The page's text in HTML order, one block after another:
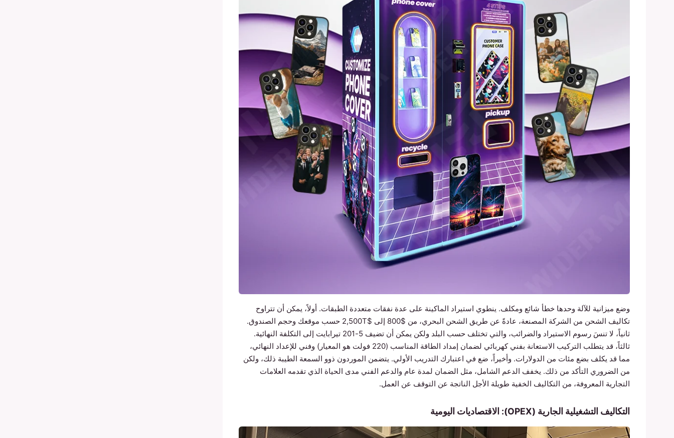
وضع ميزانية للآلة وحدها خطأ شائع ومكلف. ينطوي استيراد الماكينة على عدة نفقات متعددة الطبقات. أولاً، يمكن أن تتراوح
تكاليف الشحن من الشركة المصنعة، عادةً عن طريق الشحن البحري، من $800 إلى $2,500T حسب موقعك وحجم الصندوق.
ثانياً، لا تنسَ رسوم الاستيراد والضرائب، والتي تختلف حسب البلد ولكن يمكن أن تضيف 5-201 تيرابايت إلى التكلفة النهائية.
ثالثاً، قد يتطلب التركيب الاستعانة بفني كهربائي لضمان إمداد الطاقة المناسب (220 فولت هو المعيار) وفني للإعداد النهائي،
مما قد يكلف بضع مئات من الدولارات. وأخيراً، ضع في اعتبارك التدريب الأولي. يتضمن الموردون ذوو السمعة الطيبة ذلك، ولكن
من الضروري التأكد من ذلك. يخفف الدعم الشامل، مثل الضمان لمدة عام والدعم الفني مدى الحياة الذي تقدمه العلامات
التجارية المعروفة، من التكاليف الخفية طويلة الأجل الناتجة عن التوقف عن العمل.
التكاليف التشغيلية الجارية (OPEX): الاقتصاديات اليومية